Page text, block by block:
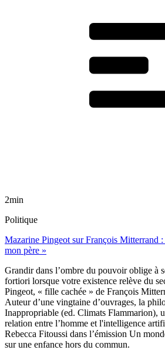
2min
Politique
Mazarine Pingeot sur François Mitterrand :
mon père »
Grandir dans l’ombre du pouvoir oblige à
fortiori lorsque votre existence relève du
Pingeot, « fille cachée » de François
Auteur d’une vingtaine d’ouvrages, la
Inappropriable (ed. Climats Flammarion),
relation entre l’homme et l'intelligence
Rebecca Fitoussi dans l’émission Un
sur une enfance hors du commun.